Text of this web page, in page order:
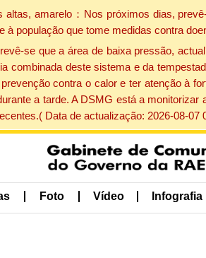
altas, amarelo：Nos próximos dias,
à população que tome medidas contra
se que a área de baixa pressão,
combinada deste sistema e da
contra o calor e ter atenção à
a tarde. A DSMG está a
Data de actualização: 2026-08-07
Foto Vídeo Infografia